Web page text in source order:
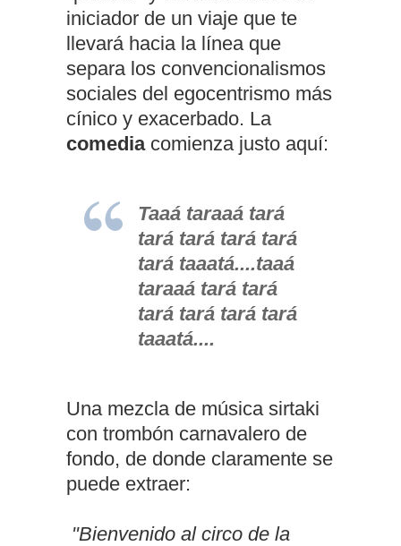
iniciador de un viaje que te
llevará hacia la línea que
separa los convencionalismos
sociales del egocentrismo más
cínico y exacerbado. La
comediacomienza justo aquí:
Taaá taraaá tará
tará tará tará tará
tará taaatá....taaá
taraaá tará tará
tará tará tará tará
taaatá....
Una mezcla de música sirtaki
con trombón carnavalero de
fondo, de donde claramente se
puede extraer:
"Bienvenido al circo de la